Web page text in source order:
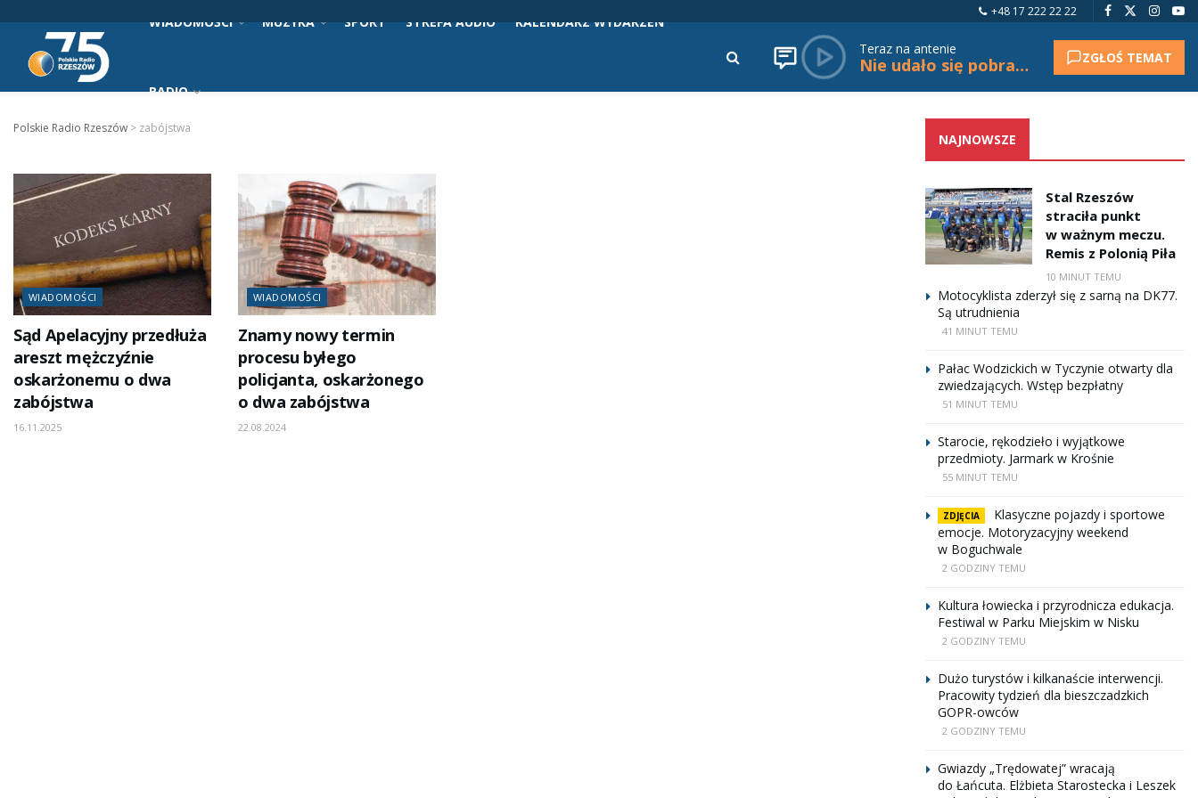
+48 17 222 22 22
WIADOMOŚCI MUZYKA SPORT STREFA AUDIO KALENDARZ WYDARZEŃ
RADIO
Teraz na antenie
Nie udało się pobrać tytułu. ZGŁOŚ TEMAT
Polskie Radio Rzeszów > zabójstwa
WIADOMOŚCI
Sąd Apelacyjny przedłuża
areszt mężczyźnie
oskarżonemu o dwa
zabójstwa
16.11.2025
WIADOMOŚCI
Znamy nowy termin
procesu byłego
policjanta, oskarżonego
o dwa zabójstwa
22.08.2024
NAJNOWSZE
Stal Rzeszów
straciła punkt
w ważnym meczu.
Remis z Polonią Piła
10 MINUT TEMU
Motocyklista zderzył się z sarną na DK77.
Są utrudnienia
41 MINUT TEMU
Pałac Wodzickich w Tyczynie otwarty dla
zwiedzających. Wstęp bezpłatny
51 MINUT TEMU
Starocie, rękodzieło i wyjątkowe
przedmioty. Jarmark w Krośnie
55 MINUT TEMU
ZDJĘCIA
Klasyczne pojazdy i sportowe
emocje. Motoryzacyjny weekend
w Boguchwale
2 GODZINY TEMU
Kultura łowiecka i przyrodnicza edukacja.
Festiwal w Parku Miejskim w Nisku
2 GODZINY TEMU
Dużo turystów i kilkanaście interwencji.
Pracowity tydzień dla bieszczadzkich
GOPR-owców
2 GODZINY TEMU
Gwiazdy „Trędowatej” wracają
do Łańcuta. Elżbieta Starostecka i Leszek